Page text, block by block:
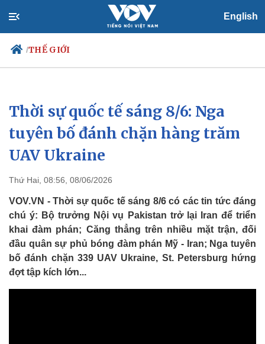
English
/THẾ GIỚI
Chính trị
Tổ chức nhân sự
Quốc hội
Xã hội
Tin 24h
Dự báo thời tiết
Thời sự quốc tế sáng 8/6: Nga
tuyên bố đánh chặn hàng trăm
UAV Ukraine
Thứ Hai, 08:56, 08/06/2026
VOV.VN - Thời sự quốc tế sáng 8/6 có các tin tức đáng
chú ý: Bộ trưởng Nội vụ Pakistan trở lại Iran để triển
khai đàm phán; Căng thẳng trên nhiều mặt trận, đối
đầu quân sự phủ bóng đàm phán Mỹ - Iran; Nga tuyên
bố đánh chặn 339 UAV Ukraine, St. Petersburg hứng
đợt tập kích lớn...